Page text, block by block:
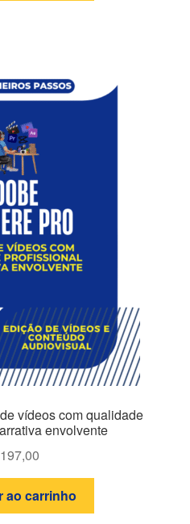
vídeos com qualidade
envolvente
197,00
ao carrinho